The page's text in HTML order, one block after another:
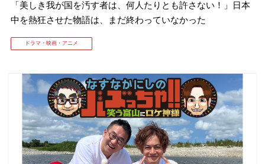
「美しき我が国を汚す者は、何人たりとも許さない！」日本
中を熱狂させた物語は、まだ終わっていなかった
ドラマ・映画・アニメ